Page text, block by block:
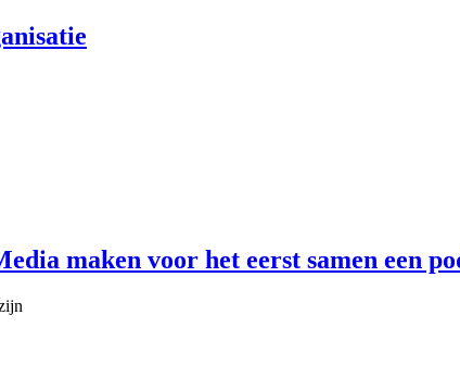
maken voor het eerst samen een